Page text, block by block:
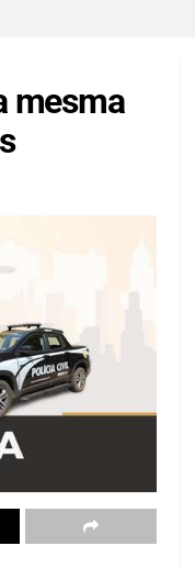
mesma